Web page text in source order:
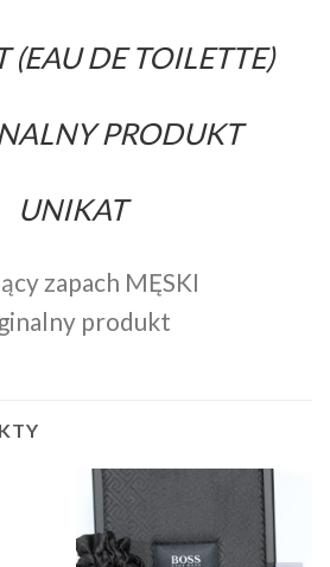
(EAU DE TOILETTE)
PRODUKT
UNIKAT
zapach MĘSKI
produkt